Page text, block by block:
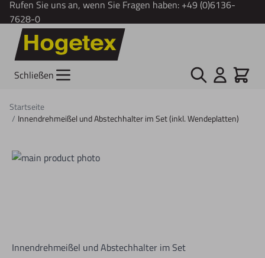
Rufen Sie uns an, wenn Sie Fragen haben: +49 (0)6136-
7628-0
Zum Inhalt springen
Schließen Suche Cart
Startseite
/ Innendrehmeißel und Abstechhalter im Set (inkl. Wendeplatten)
Innendrehmeißel und Abstechhalter im Set